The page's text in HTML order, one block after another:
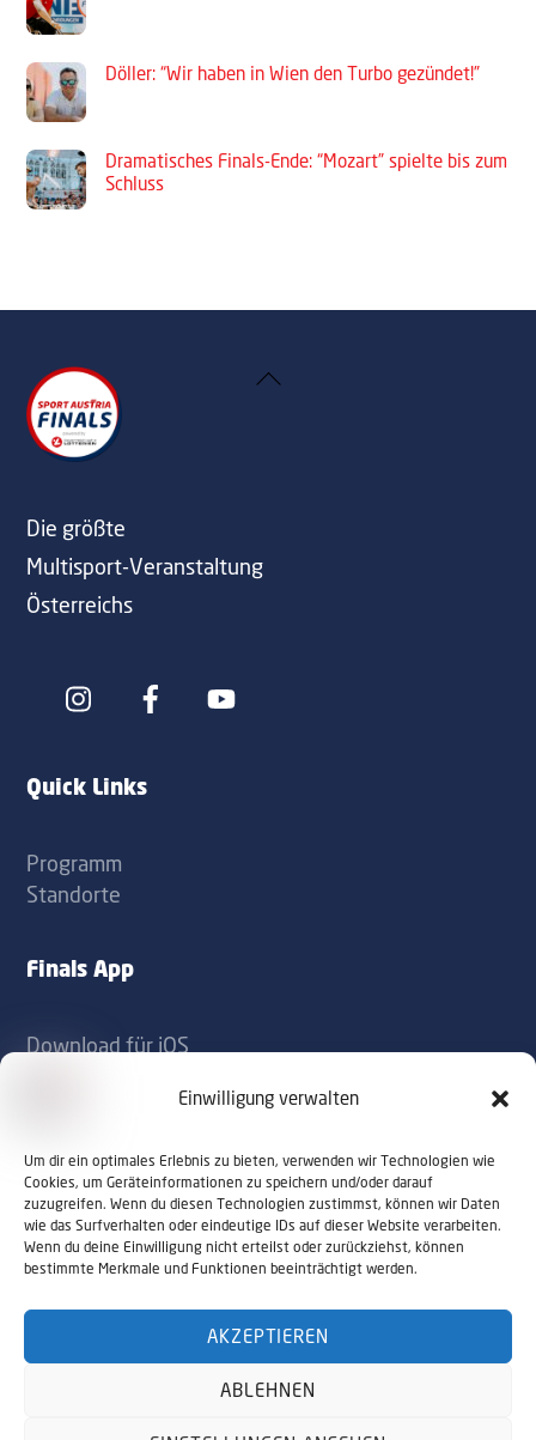
Einwilligung verwalten
Um dir ein optimales Erlebnis zu bieten, verwenden wir Technologien wie
Cookies, um Geräteinformationen zu speichern und/oder darauf
zuzugreifen. Wenn du diesen Technologien zustimmst, können wir Daten
wie das Surfverhalten oder eindeutige IDs auf dieser Website verarbeiten.
Wenn du deine Einwilligung nicht erteilst oder zurückziehst, können
bestimmte Merkmale und Funktionen beeinträchtigt werden.
AKZEPTIEREN
ABLEHNEN
Döller: “Wir haben in Wien den Turbo gezündet!”
Dramatisches Finals-Ende: “Mozart” spielte bis zum
Schluss
Back
Die größte
Multisport-Veranstaltung
Österreichs
Icon
Icon
Quick Links
Programm
Standorte
Finals App
Download für iOS
Kontakt
office@sportaustriafinals.at
+43 1 504 44 55
© 2026 Sport Austria Finals. Alle Rechte
vorbehalten. Webdesign by